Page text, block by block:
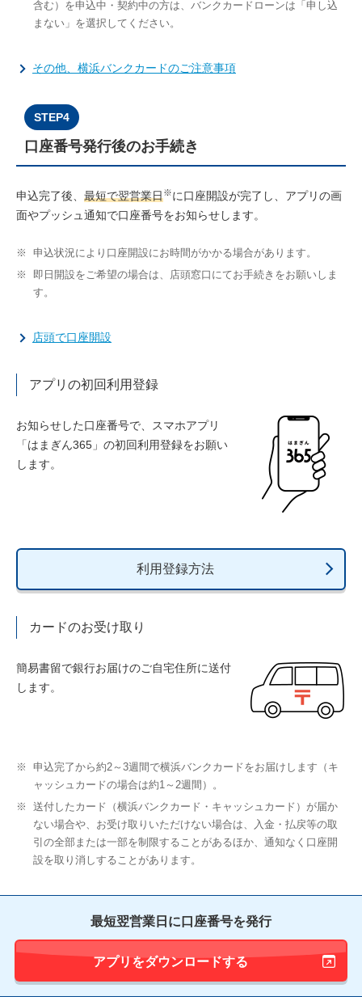
含む）を申込中・契約中の方は、バンクカードローンは「申し込
まない」を選択してください。
その他、横浜バンクカードのご注意事項
STEP4
口座番号発行後のお手続き
申込完了後、 最短で翌営業日※に口座開設が完了し、アプリの画
面やプッシュ通知で口座番号をお知らせします。
※
申込状況により口座開設にお時間がかかる場合があります。
※
即日開設をご希望の場合は、店頭窓口にてお手続きをお願いしま
す。
店頭で口座開設
アプリの初回利用登録
お知らせした口座番号で、スマホアプリ
「はまぎん365」の初回利用登録をお願い
します。
利用登録方法
カードのお受け取り
簡易書留で銀行お届けのご自宅住所に送付
します。
※
申込完了から約2～3週間で横浜バンクカードをお届けします（キ
ャッシュカードの場合は約1～2週間）。
※
送付したカード（横浜バンクカード・キャッシュカード）が届か
ない場合や、お受け取りいただけない場合は、入金・払戻等の取
引の全部または一部を制限することがあるほか、通知なく口座開
設を取り消しすることがあります。
最短翌営業日に口座番号を発行
アプリをダウンロードする